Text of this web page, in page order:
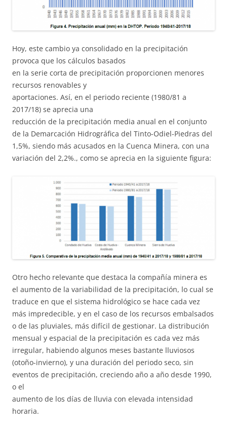
Hoy, este cambio ya consolidado en la precipitación
provoca que los cálculos basados
en la serie corta de precipitación proporcionen menores
recursos renovables y
aportaciones. Así, en el periodo reciente (1980/81 a
2017/18) se aprecia una
reducción de la precipitación media anual en el conjunto
de la Demarcación Hidrográfica del Tinto-Odiel-Piedras del
1,5%, siendo más acusados en la Cuenca Minera, con una
variación del 2,2%., como se aprecia en la siguiente figura:
Otro hecho relevante que destaca la compañía minera es
el aumento de la variabilidad de la precipitación, lo cual se
traduce en que el sistema hidrológico se hace cada vez
más impredecible, y en el caso de los recursos embalsados
o de las pluviales, más difícil de gestionar. La distribución
mensual y espacial de la precipitación es cada vez más
irregular, habiendo algunos meses bastante lluviosos
(otoño-invierno), y una duración del periodo seco, sin
eventos de precipitación, creciendo año a año desde 1990,
o el
aumento de los días de lluvia con elevada intensidad
horaria.